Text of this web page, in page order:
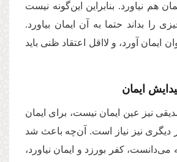
هم نیاورد. بنابراین این‌گونه نیست
را بداند حتما به آن ایمان بیاورد.
ایمان آورد، و لااقل اعتقاد ظنی باید
ایمان
نیز عین ایمان نیست، برای ایمان
دیگری نیز نیاز است. آن‌چه باعث شد
کفر بورزد و ایمان نیاورد،